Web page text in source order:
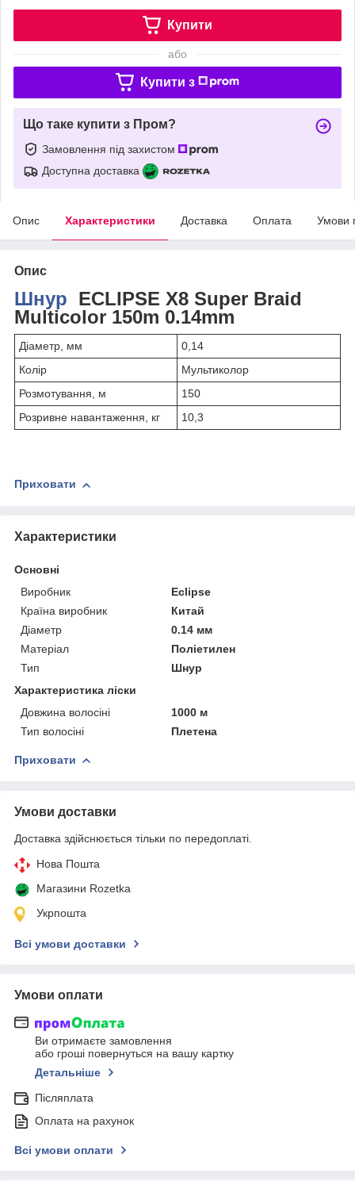
Купити
або
Купити з
Що таке купити з Пром?
Замовлення під захистом
Доступна доставка
Опис Характеристики Доставка Оплата Умови
Опис
Шнур ECLIPSE X8 Super Braid
Multicolor 150m 0.14mm
Діаметр, мм
0,14
Колір
Мультиколор
Розмотування, м
150
Розривне навантаження, кг
10,3
Приховати
Характеристики
Основні
Виробник
Eclipse
Країна виробник
Китай
Діаметр
0.14 мм
Матеріал
Поліетилен
Тип
Шнур
Характеристика ліски
Довжина волосіні
1000 м
Тип волосіні
Плетена
Приховати
Умови доставки
Доставка здійснюється тільки по передоплаті.
Нова Пошта
Магазини Rozetka
Укрпошта
Всі умови доставки
Умови оплати
Ви отримаєте замовлення
або гроші повернуться на вашу картку
Детальніше
Післяплата
Оплата на рахунок
Всі умови оплати